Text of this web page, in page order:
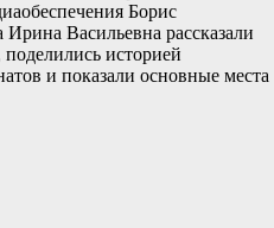
Борис
Васильевна рассказали
поделились историей
и показали основные места